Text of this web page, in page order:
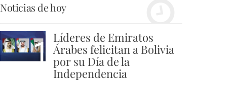
Noticias de hoy
1 Líderes de Emiratos
Árabes felicitan a Bolivia
por su Día de la
Independencia